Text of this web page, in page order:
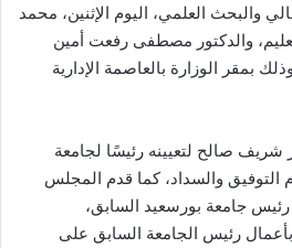
والبحث العلمي، اليوم الإثنين، محمد
والدكتور مصطفى رفعت أمين
بمقر الوزارة بالعاصمة الإدارية
شريف صالح لتعيينه رئيسًا لجامعة
التوفيق والسداد، كما قدم المجلس
رئيس جامعة بورسعيد السابق،
بأعمال رئيس الجامعة السابق على